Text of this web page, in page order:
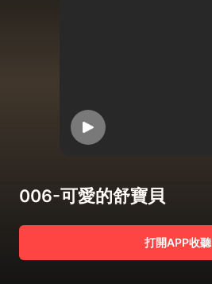
006-可愛的舒寶貝
打開APP收聽